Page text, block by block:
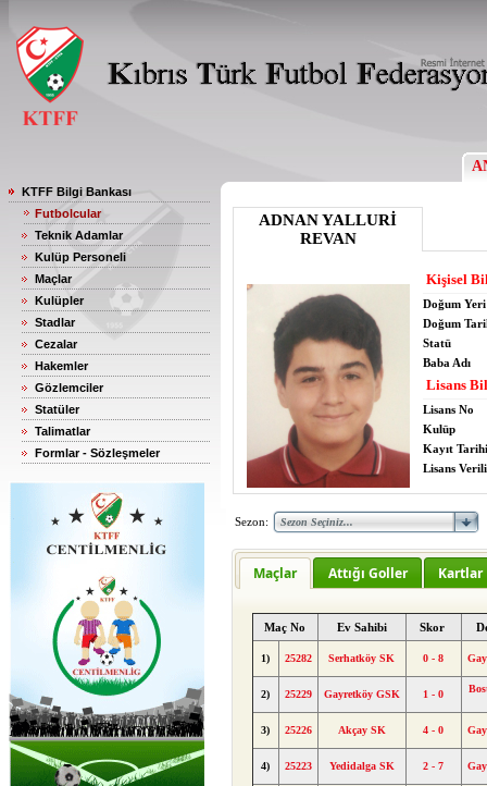
KTFF Bilgi Bankası
Futbolcular
Teknik Adamlar
Kulüp Personeli
Maçlar
Kulüpler
Stadlar
Cezalar
Hakemler
Gözlemciler
Statüler
Talimatlar
Formlar - Sözleşmeler
ADNAN YALLURİ
REVAN
Kişisel
Doğum Yeri
Doğum
Statü
Baba Adı
Lisans
Lisans No
Kulüp
Kayıt Tarihi
Lisans
Sezon:
Maçlar Attığı Goller Kartlar
Maç No Ev Sahibi Skor
1) 25282 Serhatköy SK 0 - 8
2) 25229 Gayretköy GSK 1 - 0
3) 25226 Akçay SK 4 - 0
4) 25223 Yedidalga SK 2 - 7